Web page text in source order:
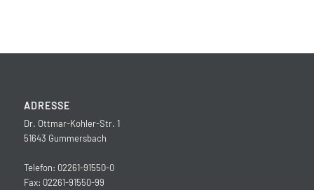
ADRESSE
Dr. Ottmar-Kohler-Str. 1
51643 Gummersbach
Telefon: 02261-91550-0
Fax: 02261-91550-99